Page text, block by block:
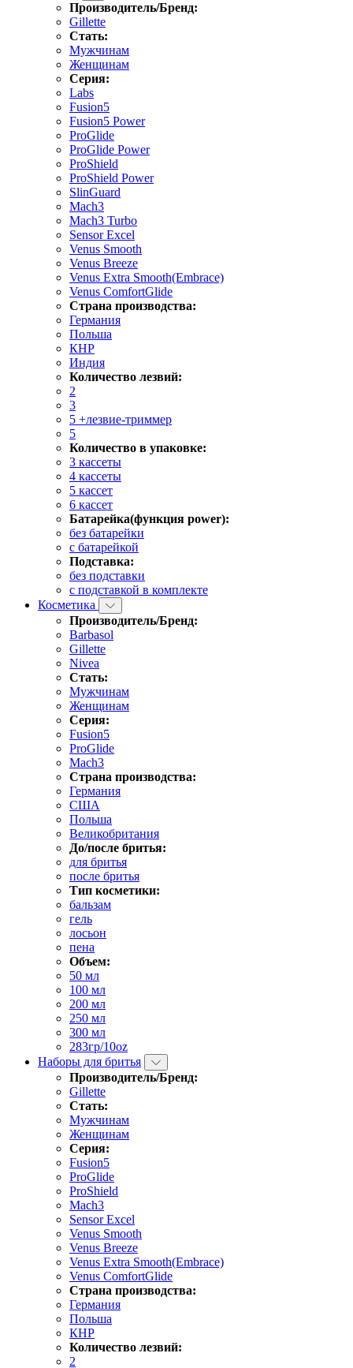
Производитель/Бренд:
Gillette
Стать:
Мужчинам
Женщинам
Серия:
Labs
Fusion5
Fusion5 Power
ProGlide
ProGlide Power
ProShield
ProShield Power
SlinGuard
Mach3
Mach3 Turbo
Sensor Excel
Venus Smooth
Venus Breeze
Venus Extra Smooth(Embrace)
Venus ComfortGlide
Страна производства:
Германия
Польша
КНР
Индия
Количество лезвий:
2
3
5 +лезвие-триммер
5
Количество в упаковке:
3 кассеты
4 кассеты
5 кассет
6 кассет
Батарейка(функция power):
без батарейки
с батарейкой
Подставка:
без подставки
с подставкой в комплекте
Косметика
Производитель/Бренд:
Barbasol
Gillette
Nivea
Стать:
Мужчинам
Женщинам
Серия:
Fusion5
ProGlide
Mach3
Страна производства:
Германия
США
Польша
Великобритания
До/после бритья:
для бритья
после бритья
Тип косметики:
бальзам
гель
лосьон
пена
Объем:
50 мл
100 мл
200 мл
250 мл
300 мл
283гр/10oz
Наборы для бритья
Производитель/Бренд:
Gillette
Стать:
Мужчинам
Женщинам
Серия:
Fusion5
ProGlide
ProShield
Mach3
Sensor Excel
Venus Smooth
Venus Breeze
Venus Extra Smooth(Embrace)
Venus ComfortGlide
Страна производства:
Германия
Польша
КНР
Количество лезвий:
2